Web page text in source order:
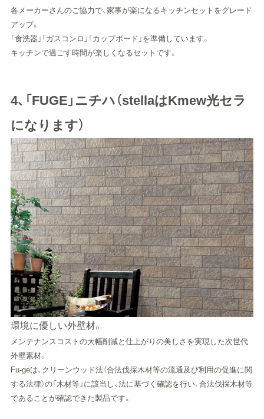
各メーカーさんのご協力で、家事が楽になるキッチンセットをグレード
アップ。
「食洗器」「ガスコンロ」「カップボード」を準備しています。
キッチンで過ごす時間が楽しくなるセットです。
4、「FUGE」ニチハ（stellaはKmew光セラ
になります）
環境に優しい外壁材。
メンテナンスコストの大幅削減と仕上がりの美しさを実現した次世代
外壁素材。
Fu-geは、クリーンウッド法（合法伐採木材等の流通及び利用の促進に関
する法律）の「木材等」に該当し、法に基づく確認を行い、合法伐採木材等
であることが確認できた製品です。